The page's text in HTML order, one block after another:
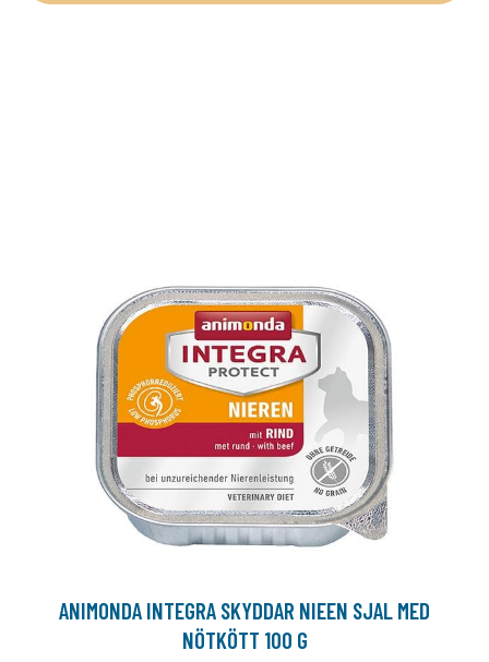
ANIMONDA INTEGRA SKYDDAR NIEEN SJAL MED
NÖTKÖTT 100 G